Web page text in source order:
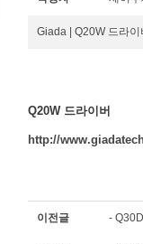
Giada | Q20W 드라이
Q20W 드라이버
http://
이전글 -